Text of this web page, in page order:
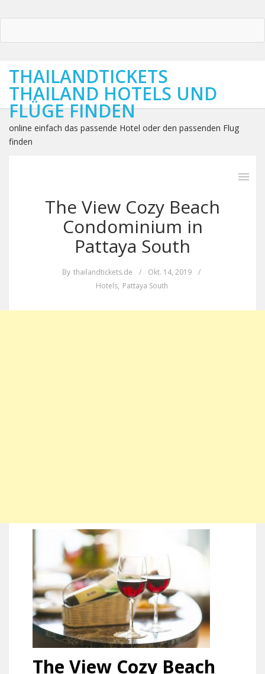
THAILANDTICKETS
THAILAND HOTELS UND
FLÜGE FINDEN
online einfach das passende Hotel oder den passenden Flug
finden
The View Cozy Beach
Condominium in
Pattaya South
By thailandtickets.de / Okt. 14, 2019
/
Hotels, Pattaya South
The View Cozy Beach